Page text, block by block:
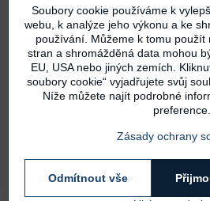
půjčovna +420 605 247
vysousece​@seznam​.cz
Otevírací doba
PO - ČTV 8:00 - 15:00
PÁ 8:00-12:00
Soubory cookie používáme k
webu, k analýze jeho výkonu a ke
používání. Můžeme k tomu použít
stran a shromážděná data mohou
EU, USA nebo jiných zemích.
soubory cookie“ vyjadřujete svůj
Níže můžete najít podrobné
preference.
Zásady ochrany
Odmítnout vše